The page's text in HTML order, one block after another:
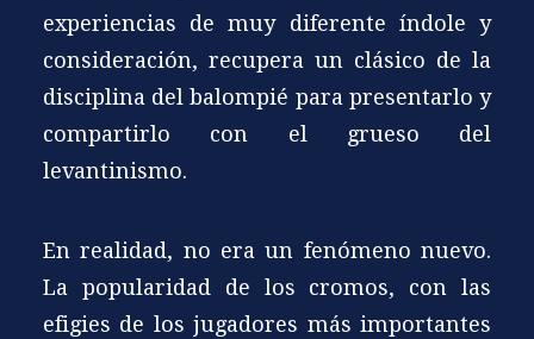
experiencias de muy diferente índole y
consideración, recupera un clásico de la
disciplina del balompié para presentarlo y
compartirlo con el grueso del
levantinismo.
En realidad, no era un fenómeno nuevo.
La popularidad de los cromos, con las
efigies de los jugadores más importantes